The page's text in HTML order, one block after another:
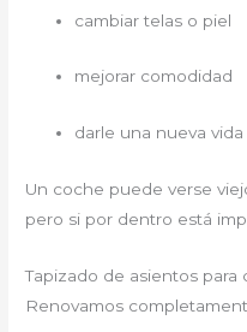
cambiar telas o piel
mejorar comodidad
darle una nueva
Un coche puede verse
pero si por dentro está
Tapizado de asientos para
Renovamos